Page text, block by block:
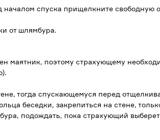
спуска прищелкните свободную
от шлямбура.
маятник, поэтому страхующему
тогда спускающемуся перед
беседки, закрепиться на стене,
подождать, пока страхующий выберет